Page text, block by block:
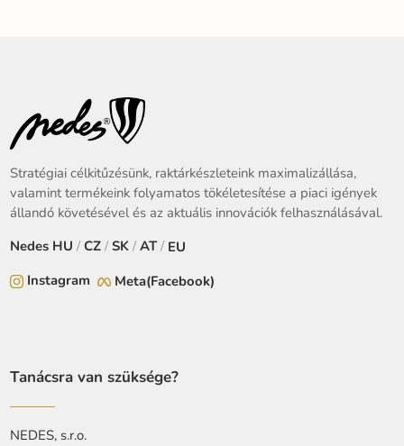
Stratégiai célkitűzésünk, raktárkészleteink maximalizállása,
valamint termékeink folyamatos tökéletesítése a piaci igények
állandó követésével és az aktuális innovációk felhasználásával.
Nedes HU /CZ /SK / AT/ EU
Instagram
Meta(Facebook)
Tanácsra van szüksége?
NEDES, s.r.o.